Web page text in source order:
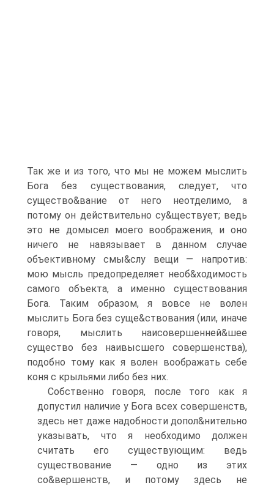
Так же и из того, что мы не можем мыслить
Бога без существования, следует, что
существо&вание от него неотделимо, а
потому он действительно су&ществует; ведь
это не домысел моего воображения, и оно
ничего не навязывает в данном случае
объективному смы&слу вещи — напротив:
мою мысль предопределяет необ&ходимость
самого объекта, а именно существования
Бога. Таким образом, я вовсе не волен
мыслить Бога без суще&ствования (или, иначе
говоря, мыслить наисовершенней&шее
существо без наивысшего совершенства),
подобно тому как я волен воображать себе
коня с крыльями либо без них.
Собственно говоря, после того как я
допустил наличие у Бога всех совершенств,
здесь нет даже надобности допол&нительно
указывать, что я необходимо должен
считать его существующим: ведь
существование — одно из этих
со&вершенств, и потому здесь не